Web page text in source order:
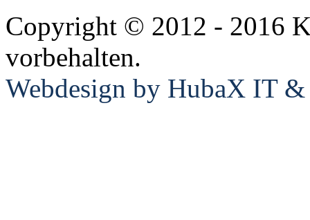
Copyright © 2012 - 2016
vorbehalten.
Webdesign by HubaX IT